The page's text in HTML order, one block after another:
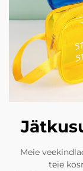
Meie
teie